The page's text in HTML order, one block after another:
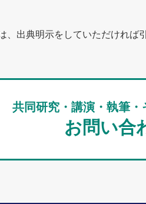
、出典明示をしていただければ
共同研究・講演・執筆・
お問い合